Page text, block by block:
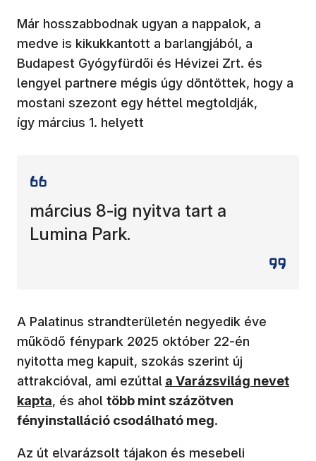
Már hosszabbodnak ugyan a nappalok, a
medve is kikukkantott a barlangjából, a
Budapest Gyógyfürdői és Hévizei Zrt. és
lengyel partnere mégis úgy döntöttek, hogy a
mostani szezont egy héttel megtoldják,
így március 1. helyett
március 8-ig nyitva tart a
Lumina Park.
A Palatinus strandterületén negyedik éve
működő fénypark 2025 október 22-én
nyitotta meg kapuit, szokás szerint új
attrakcióval, ami ezúttal (új ablakban nyílik meg)
a Varázsvilág nevet
kapta, és ahol több mint százötven
fényinstalláció csodálható meg.
Az út elvarázsolt tájakon és mesebeli